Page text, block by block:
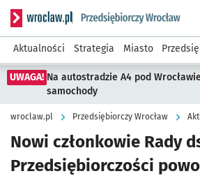
Serwis informacyjny wroclaw.pl
Aktualności Strategia Miasto
UWAGA! Na autostradzie A4 pod
samochody
wroclaw.pl Przedsiębiorczy Wrocław
Nowi członkowie Rady
Przedsiębiorczości